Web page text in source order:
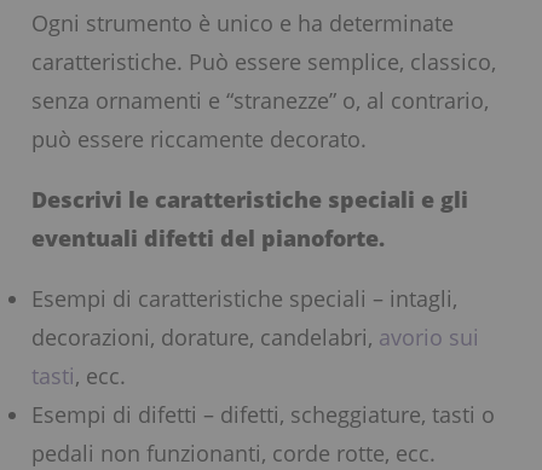
Ogni strumento è unico e ha determinate
caratteristiche. Può essere semplice, classico,
senza ornamenti e “stranezze” o, al contrario,
può essere riccamente decorato.
Descrivi le caratteristiche speciali e gli
eventuali difetti del pianoforte.
Esempi di caratteristiche speciali – intagli,
decorazioni, dorature, candelabri, avorio sui
tasti, ecc.
Esempi di difetti – difetti, scheggiature, tasti o
pedali non funzionanti, corde rotte, ecc.